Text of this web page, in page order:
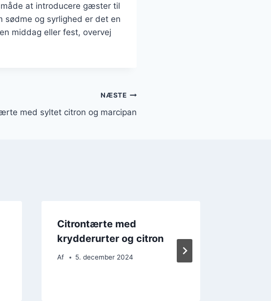
at introducere gæster til
sødme og syrlighed er det en
middag eller fest, overvej
NÆSTE
med syltet citron og marcipan
Citrontærte med
krydderurter og citron
Af 5. december 2024